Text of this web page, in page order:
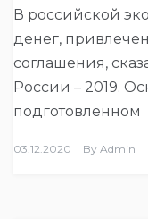
В российской
денег,
соглашения,
России – 2019.
подготовленном
03.12.2020 By Admin